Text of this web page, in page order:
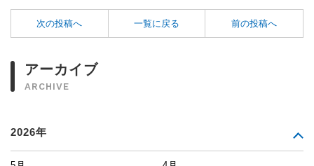
次の投稿へ 一覧に戻る 前の投稿へ
アーカイブ
ARCHIVE
2026年